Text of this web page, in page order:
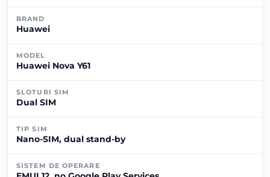
BRAND
Huawei
MODEL
Huawei Nova Y61
SLOTURI SIM
Dual SIM
TIP SIM
Nano-SIM, dual stand-by
SISTEM DE OPERARE